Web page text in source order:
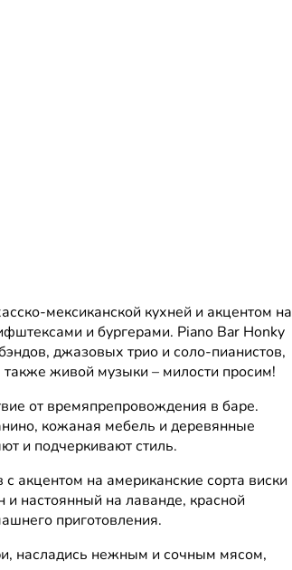
мексиканской кухней и акцентом на
и бургерами. Piano Bar Honky
джазовых трио и соло-пианистов,
живой музыки – милости просим!
от времяпрепровождения в баре.
кожаная мебель и деревянные
и подчеркивают стиль.
акцентом на американские сорта виски
настоянный на лаванде, красной
приготовления.
насладись нежным и сочным мясом,